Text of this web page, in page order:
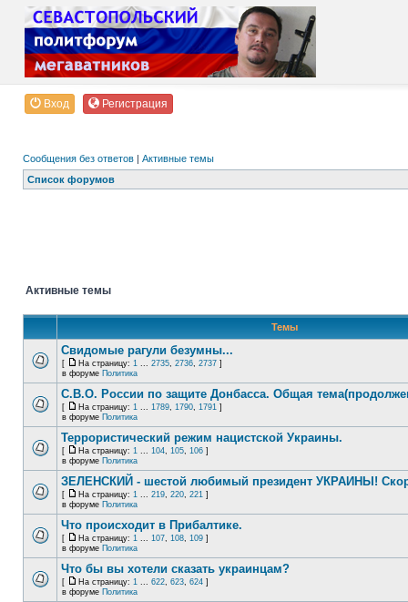
Вход Регистрация
Сообщения без ответов | Активные темы
Список форумов
Активные темы
Темы
Свидомые рагули безумны...
[ На страницу: 1 ... 2735, 2736, 2737 ]
в форуме Политика
С.В.О. России по защите Донбасса. Общая
[ На страницу: 1 ... 1789, 1790, 1791 ]
в форуме Политика
Террористический режим нацистской Украины.
[ На страницу: 1 ... 104, 105, 106 ]
в форуме Политика
ЗЕЛЕНСКИЙ - шестой любимый президент УКРАИНЫ!
[ На страницу: 1 ... 219, 220, 221 ]
в форуме Политика
Что происходит в Прибалтике.
[ На страницу: 1 ... 107, 108, 109 ]
в форуме Политика
Что бы вы хотели сказать украинцам?
[ На страницу: 1 ... 622, 623, 624 ]
в форуме Политика